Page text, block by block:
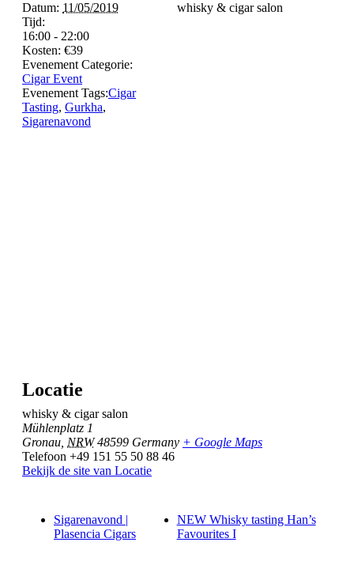
Datum: 11/05/2019
Tijd:
16:00 - 22:00
Kosten: €39
Evenement Categorie:
Cigar Event
Evenement Tags:Cigar
Tasting, Gurkha,
Sigarenavond
whisky & cigar salon
Locatie
whisky & cigar salon
Mühlenplatz 1
Gronau NRW 48599 Germany + Google Maps
Telefoon +49 151 55 50 88 46
Bekijk de site van Locatie
Sigarenavond |
Plasencia Cigars
NEW Whisky tasting Han’s
Favourites I